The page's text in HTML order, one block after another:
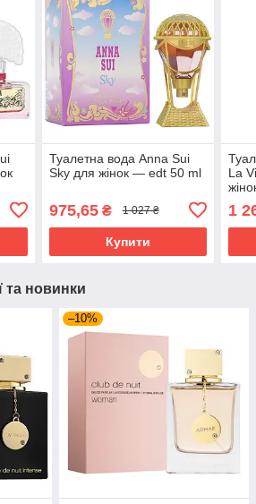
Туалетна вода Anna Sui
Sky для жінок — edt 50 ml
975,65₴ 1 027 ₴
Купити
La
1
та новинки
–10%